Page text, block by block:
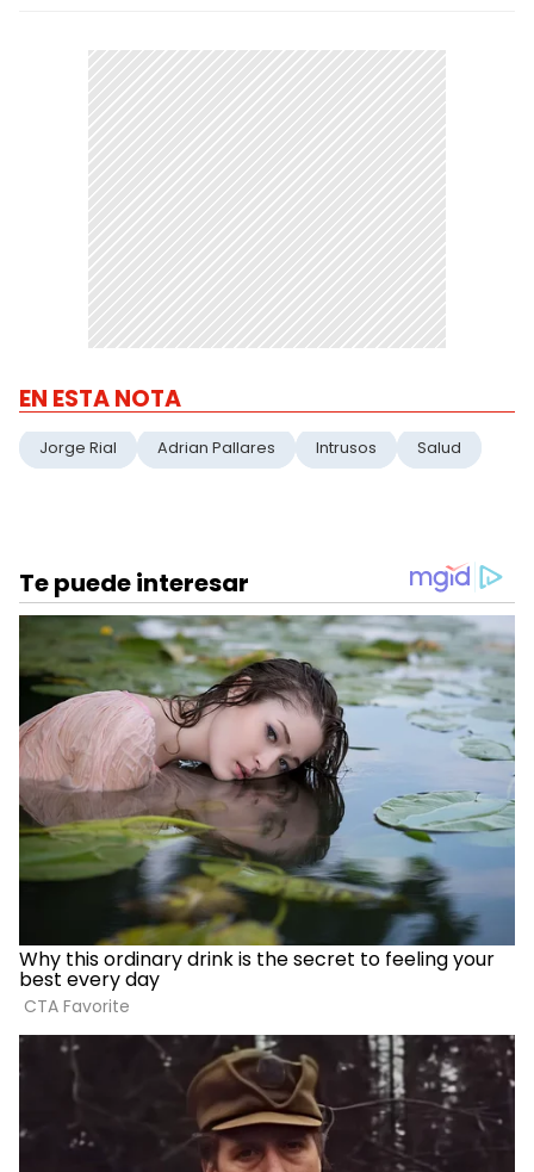
EN ESTA NOTA
Jorge Rial Adrian Pallares Intrusos Salud